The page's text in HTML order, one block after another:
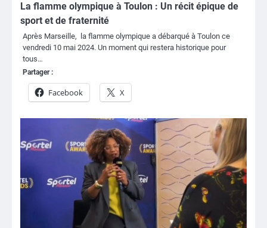
La flamme olympique à Toulon : Un récit épique de
sport et de fraternité
Après Marseille, la flamme olympique a débarqué à Toulon ce
vendredi 10 mai 2024. Un moment qui restera historique pour
tous…
Partager :
Facebook X